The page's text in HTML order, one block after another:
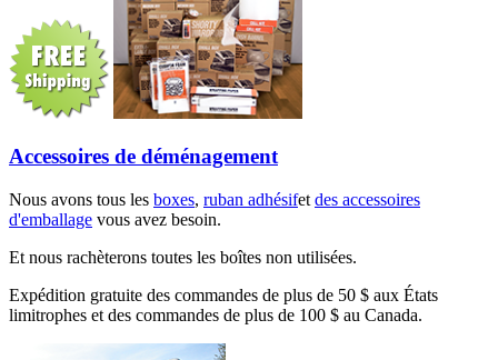
Accessoires de déménagement
Nous avons tous les boxes, ruban adhésifet des accessoires
d'emballage vous avez besoin.
Et nous rachèterons toutes les boîtes non utilisées.
Expédition gratuite des commandes de plus de 50 $ aux États
limitrophes et des commandes de plus de 100 $ au Canada.